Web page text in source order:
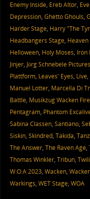
Enemy Inside, Ereb Altor,
Depression, Ghetto Ghouls,
Harder Stage, Harry "The
Headbangers Stage,
Helloween, Holy Moses, Iron
Jinjer, Jörg Schnebele Pictures
Plattform, Leaves' Eyes, Live,
Manuel Lotter, Marcella Di
Battle, Musikzug Wacken
Pentagram, Phantom
Sabina Classen, Santiano,
Siskin, Skindred, Takida,
The Answer, The Raven Age,
Thomas Winkler, Tribun,
W:O:A 2023, Wacken,
Warkings, WET Stage, WOA